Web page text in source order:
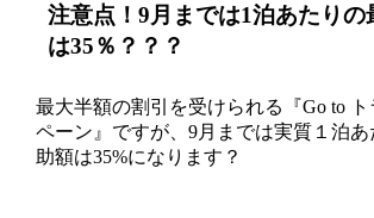
注意点！9月までは1泊あたりの
は35％？？？
最大半額の割引を受けられる『Go to
ペーン』ですが、9月までは実質１泊
助額は35%になります？